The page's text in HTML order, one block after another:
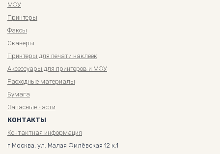
МФУ
Принтеры
Факсы
Сканеры
Принтеры для печати наклеек
Аксессуары для принтеров и МФУ
Расходные материалы
Бумага
Запасные части
КОНТАКТЫ
Контактная информация
г.Москва, ул. Малая Филёвская 12 к.1